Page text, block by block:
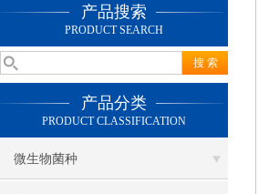
产品搜索
PRODUCT SEARCH
产品分类
PRODUCT CLASSIFICATION
微生物菌种